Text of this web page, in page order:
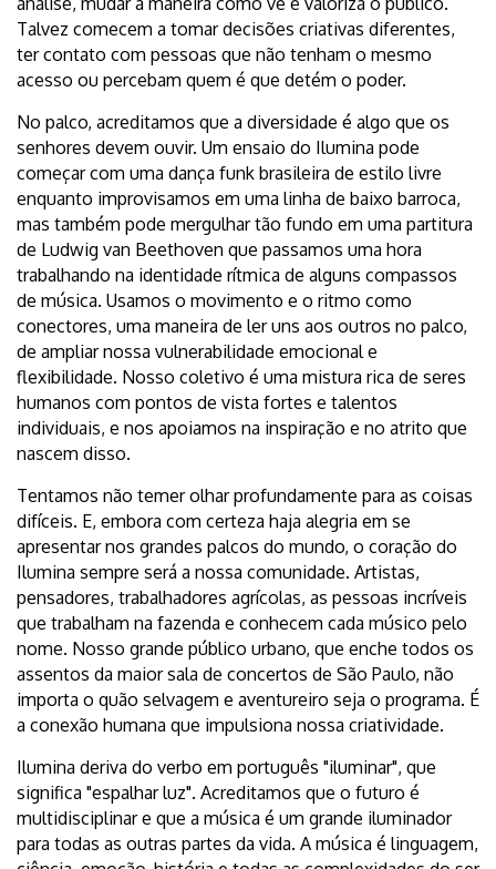
Talvez comecem a tomar decisões criativas diferentes,
ter contato com pessoas que não tenham o mesmo
acesso ou percebam quem é que detém o poder.
No palco, acreditamos que a diversidade é algo que os
senhores devem ouvir. Um ensaio do Ilumina pode
começar com uma dança funk brasileira de estilo livre
enquanto improvisamos em uma linha de baixo barroca,
mas também pode mergulhar tão fundo em uma partitura
de Ludwig van Beethoven que passamos uma hora
trabalhando na identidade rítmica de alguns compassos
de música. Usamos o movimento e o ritmo como
conectores, uma maneira de ler uns aos outros no palco,
de ampliar nossa vulnerabilidade emocional e
flexibilidade. Nosso coletivo é uma mistura rica de seres
humanos com pontos de vista fortes e talentos
individuais, e nos apoiamos na inspiração e no atrito que
nascem disso.
Tentamos não temer olhar profundamente para as coisas
difíceis. E, embora com certeza haja alegria em se
apresentar nos grandes palcos do mundo, o coração do
Ilumina sempre será a nossa comunidade. Artistas,
pensadores, trabalhadores agrícolas, as pessoas incríveis
que trabalham na fazenda e conhecem cada músico pelo
nome. Nosso grande público urbano, que enche todos os
assentos da maior sala de concertos de São Paulo, não
importa o quão selvagem e aventureiro seja o programa. É
a conexão humana que impulsiona nossa criatividade.
Ilumina deriva do verbo em português "iluminar", que
significa "espalhar luz". Acreditamos que o futuro é
multidisciplinar e que a música é um grande iluminador
para todas as outras partes da vida. A música é linguagem,